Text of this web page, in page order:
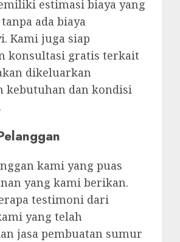
estimasi biaya yang
ada biaya
Kami juga siap
konsultasi gratis terkait
dikeluarkan
kebutuhan dan kondisi
kami yang puas
yang kami berikan.
testimoni dari
yang telah
jasa pembuatan sumur